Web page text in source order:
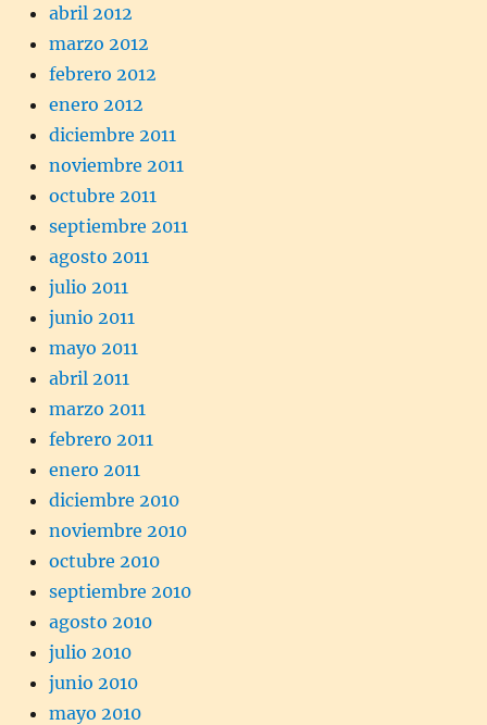
abril 2012
marzo 2012
febrero 2012
enero 2012
diciembre 2011
noviembre 2011
octubre 2011
septiembre 2011
agosto 2011
julio 2011
junio 2011
mayo 2011
abril 2011
marzo 2011
febrero 2011
enero 2011
diciembre 2010
noviembre 2010
octubre 2010
septiembre 2010
agosto 2010
julio 2010
junio 2010
mayo 2010